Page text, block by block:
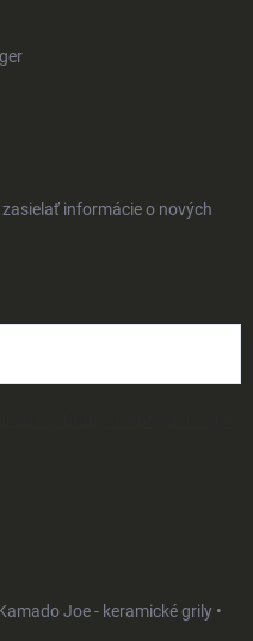
informácie o nových
Joe - keramické grily •